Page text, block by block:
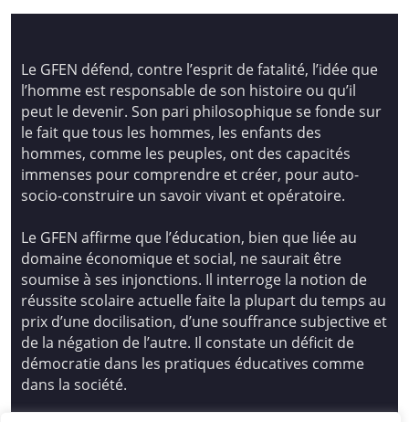
Le GFEN défend, contre l’esprit de fatalité, l’idée que
l’homme est responsable de son histoire ou qu’il
peut le devenir. Son pari philosophique se fonde sur
le fait que tous les hommes, les enfants des
hommes, comme les peuples, ont des capacités
immenses pour comprendre et créer, pour auto-
socio-construire un savoir vivant et opératoire.
Le GFEN affirme que l’éducation, bien que liée au
domaine économique et social, ne saurait être
soumise à ses injonctions. Il interroge la notion de
réussite scolaire actuelle faite la plupart du temps au
prix d’une docilisation, d’une souffrance subjective et
de la négation de l’autre. Il constate un déficit de
démocratie dans les pratiques éducatives comme
dans la société.